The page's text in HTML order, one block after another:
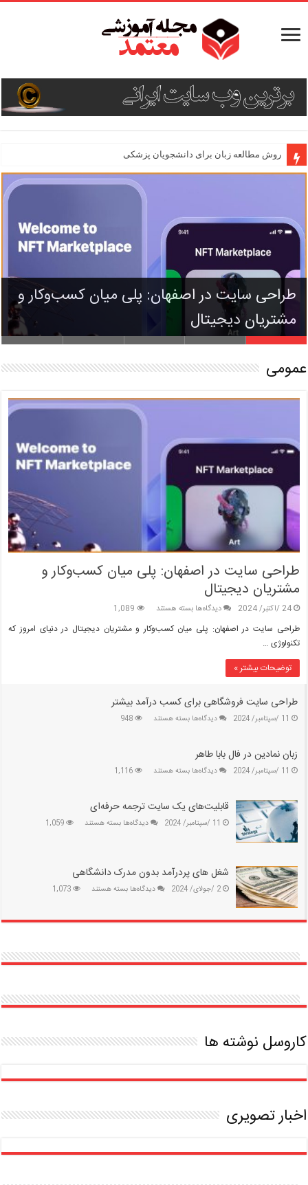
روش مطالعه زبان برای دانشجویان پزشکی
طراحی سایت در اصفهان: پلی میان کسب‌وکار و
مشتریان دیجیتال
طراحی سایت فروشگاهی برای کسب درآمد
بیشتر
زبان نمادین در فال بابا طاهر
قابلیت‌های یک سایت ترجمه حرفه‌ای
شغل های پردرآمد بدون مدرک دانشگاهی
عمومی
طراحی سایت در اصفهان: پلی میان کسب‌وکار و
مشتریان دیجیتال
24 /اکتبر/ 2024 دیدگاه‌هابرای
سایت
کسب‌وکار
و
مشتریان
بسته هستند 1,089
طراحی سایت در اصفهان: پلی میان کسب‌وکار و مشتریان دیجیتال در دنیای امروز که
تکنولوژی …
توضیحات بیشتر »
طراحی سایت فروشگاهی برای کسب درآمد بیشتر
11 /سپتامبر/ 2024 دیدگاه‌هابرای
کسب
بیشتر
بسته هستند 948
زبان نمادین در فال بابا طاهر
11 /سپتامبر/ 2024 دیدگاه‌هابرای
در
فال
بابا
بسته هستند 1,116
قابلیت‌های یک سایت ترجمه حرفه‌ای
11 /سپتامبر/ 2024 دیدگاه‌هابرای
ترجمه
بسته هستند 1,059
شغل های پردرآمد بدون مدرک دانشگاهی
2 /جولای/ 2024 دیدگاه‌هابرای
پردرآمد
دانشگاهی
بسته هستند 1,073
کاروسل نوشته ها
اخبار تصویری